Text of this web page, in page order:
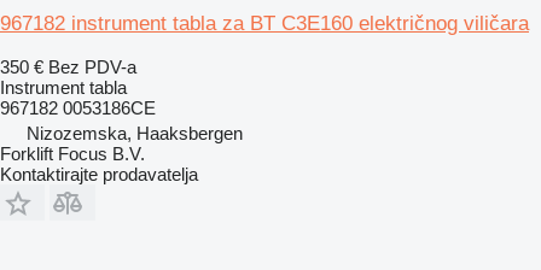
967182 instrument tabla za BT C3E160 električnog viličara
350 € Bez PDV-a
Instrument tabla
967182 0053186CE
Nizozemska, Haaksbergen
Forklift Focus B.V.
Kontaktirajte prodavatelja